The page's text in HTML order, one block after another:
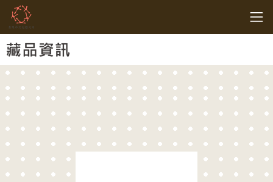
跳到主要內容
基隆市文化觀光局
網頁導覽
藏品資訊